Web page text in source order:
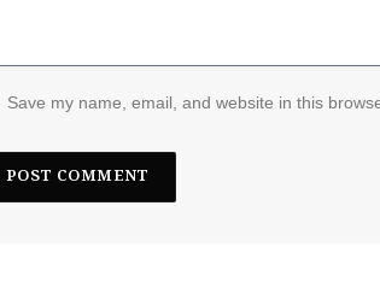
Save my name, email, and website in this